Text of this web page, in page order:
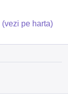
(vezi pe harta)